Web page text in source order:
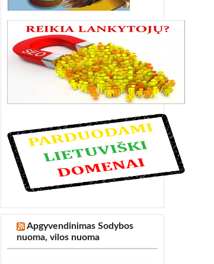
Apgyvendinimas Sodybos
nuoma, vilos nuoma